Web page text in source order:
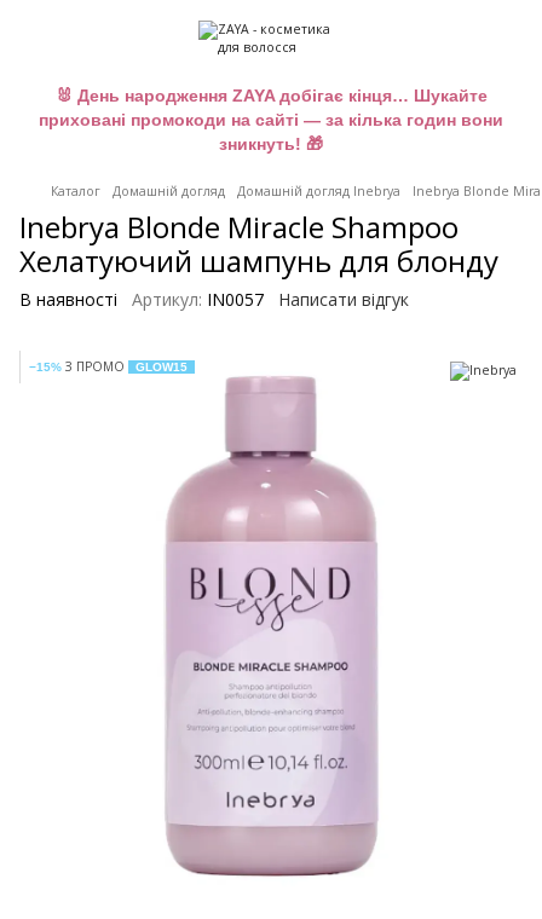
🐰 День народження ZAYA добігає кінця… Шукайте
приховані промокоди на сайті — за кілька годин вони
зникнуть! 🎁
Каталог Домашній догляд Домашній догляд Inebrya Inebrya Blonde
Inebrya Blonde Miracle Shampoo
Хелатуючий шампунь для блонду
В наявності Артикул: IN0057 Написати відгук
−15% З ПРОМО GLOW15